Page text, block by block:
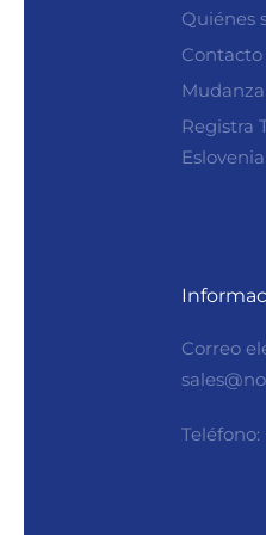
Quiénes
Contacto
Registra
Eslovenia
Correo
Teléfono: